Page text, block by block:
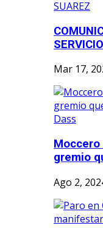
Mar 17,
gremio
Ago 2,